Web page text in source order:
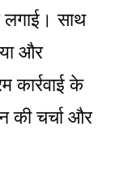
लगाई। साथ
और
के
की चर्चा और